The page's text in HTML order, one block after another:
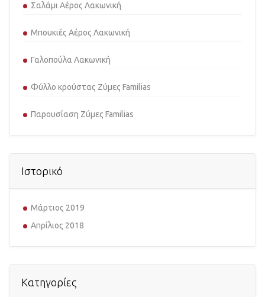
Σαλάμι Αέρος Λακωνική
Μπουκιές Αέρος Λακωνική
Γαλοπούλα Λακωνική
Φύλλο κρούστας Ζύμες Familias
Παρουσίαση Ζύμες Familias
Ιστορικό
Μάρτιος 2019
Απρίλιος 2018
Kατηγορίες